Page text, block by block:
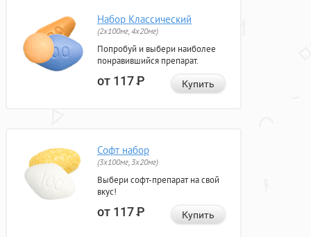
Набор Классический
(2x100мг, 4x20мг)
Попробуй и выбери наиболее
понравившийся препарат.
от 117Р Купить
Софт набор
(3x100мг, 3x20мг)
Выбери софт-препарат на свой
вкус!
от 117Р Купить